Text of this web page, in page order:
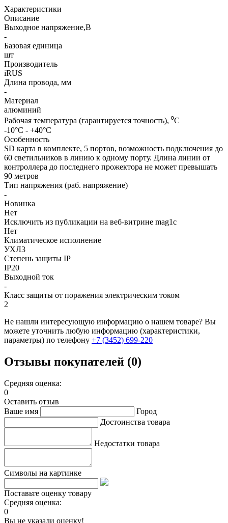
Характеристики
Описание
Выходное напряжение,В
-
Базовая единица
шт
Производитель
iRUS
Длина провода, мм
-
Материал
алюминий
Рабочая температура (гарантируется точность), ⁰С
-10°C - +40°C
Особенность
SD карта в комплекте, 5 портов, возможность подключения до
60 светильников в линию к одному порту. Длина линии от
контроллера до последнего прожектора не может превышать
90 метров
Тип напряжения (раб. напряжение)
-
Новинка
Нет
Исключить из публикации на веб-витрине mag1c
Нет
Климатическое исполнение
УХЛ3
Степень защиты IP
IP20
Выходной ток
-
Класс защиты от поражения электрическим током
2
Не нашли интересующую информацию о нашем товаре? Вы
можете уточнить любую информацию (характеристики,
параметры) по телефону +7 (3452) 699-220
Отзывы покупателей (0)
Средняя оценка:
0
Оставить отзыв
Ваше имя
Город
Достоинства товара
Недостатки товара
Символы на картинке
Поставьте оценку товару
Средняя оценка:
0
Вы не указали оценку!